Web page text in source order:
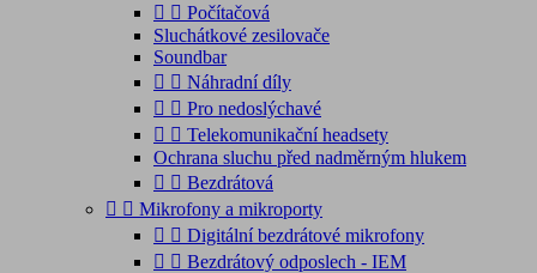
  Počítačová
Sluchátkové zesilovače
Soundbar
  Náhradní díly
  Pro nedoslýchavé
  Telekomunikační headsety
Ochrana sluchu před nadměrným hlukem
  Bezdrátová
  Mikrofony a mikroporty
  Digitální bezdrátové mikrofony
  Bezdrátový odposlech - IEM